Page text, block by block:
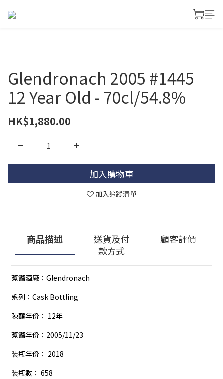
Glendronach 2005 #1445
12 Year Old - 70cl/54.8%
HK$1,880.00
加入購物車
加入追蹤清單
商品描述
送貨及付
款方式
顧客評價
蒸餾酒廠：Glendronach
系列：Cask Bottling
陳釀年份： 12年
蒸餾年份：2005/11/23
裝瓶年份： 2018
裝瓶數： 658